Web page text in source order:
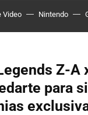
Video Nintendo
Z-A
para